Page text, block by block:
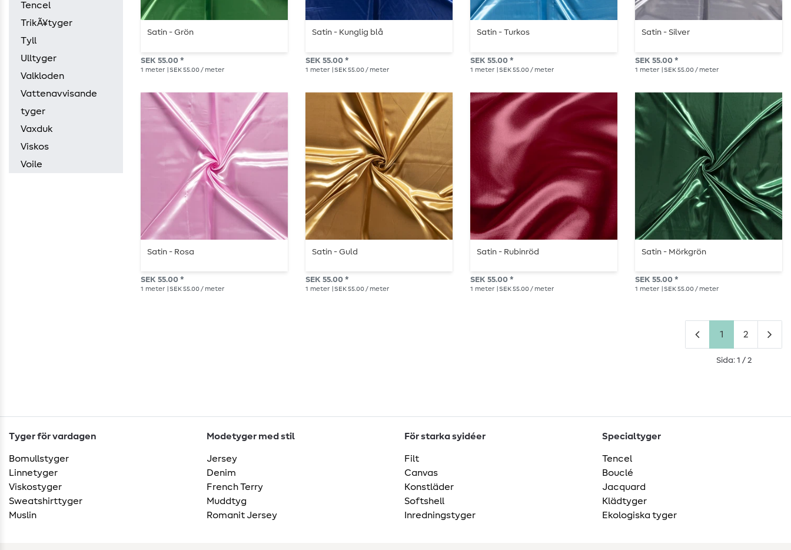
Tencel
TrikÃ¥tyger
Tyll
Ulltyger
Valkloden
Vattenavvisande
tyger
Vaxduk
Viskos
Voile
Satin - Grön
SEK 55.00 *
1 meter | SEK 55.00 / meter
Satin - Kunglig blå
SEK 55.00 *
1 meter | SEK 55.00 / meter
Satin - Turkos
SEK 55.00 *
1 meter | SEK 55.00 / meter
Satin - Silver
SEK 55.00 *
1 meter | SEK 55.00 / meter
Satin - Rosa
SEK 55.00 *
1 meter | SEK 55.00 / meter
Satin - Guld
SEK 55.00 *
1 meter | SEK 55.00 / meter
Satin - Rubinröd
SEK 55.00 *
1 meter | SEK 55.00 / meter
Satin - Mörkgrön
SEK 55.00 *
1 meter | SEK 55.00 / meter
1 2
Sida: 1 / 2
Tyger för vardagen
Bomullstyger
Linnetyger
Viskostyger
Sweatshirttyger
Muslin
Modetyger med stil
Jersey
Denim
French Terry
Muddtyg
Romanit Jersey
För starka syidéer
Filt
Canvas
Konstläder
Softshell
Inredningstyger
Specialtyger
Tencel
Bouclé
Jacquard
Klädtyger
Ekologiska tyger